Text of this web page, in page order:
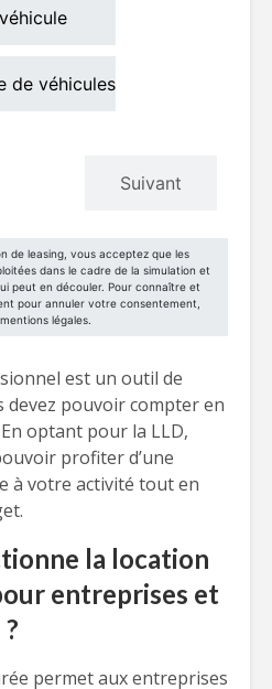
est un outil de
devez pouvoir compter en
optant pour la LLD,
profiter d’une
à votre activité tout en
la location
entreprises et
permet aux entreprises